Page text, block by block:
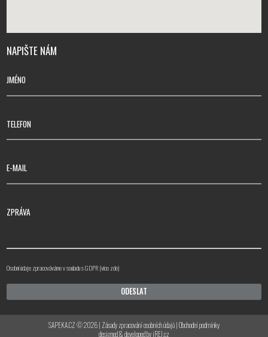
NAPIŠTE NÁM
JMÉNO
TELEFON
E-MAIL
ZPRÁVA
Osobní údaje zpracováváme v souladu s GDPR (více zde)
ODESLAT
SAPEKA.CZ © 2026 | Zásady zpracování osobních údajů|Obchodní podmínky
designed & developed by iREJ.cz